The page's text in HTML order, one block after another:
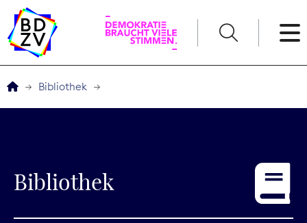
Service
Bibliothek
Bibliothek